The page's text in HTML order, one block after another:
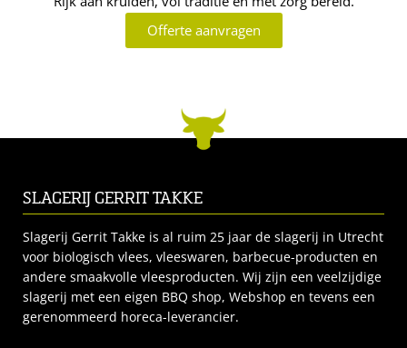
Offerte aanvragen
SLAGERIJ GERRIT TAKKE
Slagerij Gerrit Takke is al ruim 25 jaar de slagerij in Utrecht
voor biologisch vlees, vleeswaren, barbecue-producten en
andere smaakvolle vleesproducten. Wij zijn een veelzijdige
slagerij met een eigen BBQ shop, Webshop en tevens een
gerenommeerd horeca-leverancier.